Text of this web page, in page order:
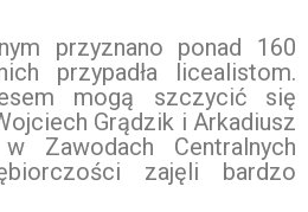
przyznano ponad 160
przypadła licealistom.
mogą szczycić się
Grądzik i Arkadiusz
Zawodach Centralnych
zajęli bardzo